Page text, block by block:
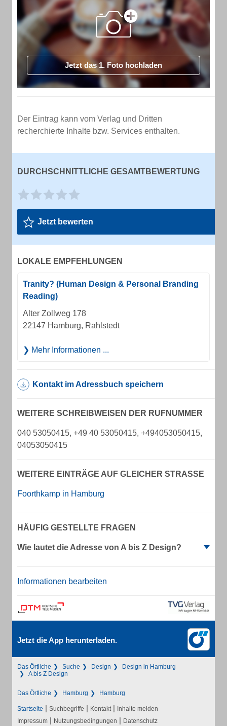
Jetzt das 1. Foto hochladen
Der Eintrag kann vom Verlag und Dritten
recherchierte Inhalte bzw. Services enthalten.
DURCHSCHNITTLICHE GESAMTBEWERTUNG
Jetzt bewerten
LOKALE EMPFEHLUNGEN
Tranity? (Human Design & Personal Branding
Reading)
Alter Zollweg 178
22147 Hamburg, Rahlstedt
Mehr Informationen ...
Kontakt im Adressbuch speichern
WEITERE SCHREIBWEISEN DER RUFNUMMER
040 53050415, +49 40 53050415, +494053050415,
04053050415
WEITERE EINTRÄGE AUF GLEICHER STRASSE
Foorthkamp in Hamburg
HÄUFIG GESTELLTE FRAGEN
Wie lautet die Adresse von A bis Z Design?
Informationen bearbeiten
Jetzt die App herunterladen.
Das Örtliche Suche Design
Design in Hamburg
A bis Z Design
Das Örtliche Hamburg Hamburg
Startseite | Suchbegriffe | Kontakt | Inhalte melden
Impressum | Nutzungsbedingungen | Datenschutz